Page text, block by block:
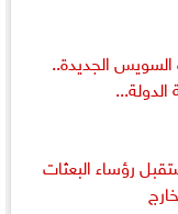
السويس الجديدة..
الدولة...
رؤساء البعثات